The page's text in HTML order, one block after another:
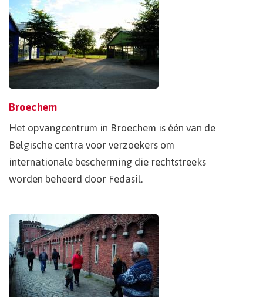
Broechem
Het opvangcentrum in Broechem is één van de
Belgische centra voor verzoekers om
internationale bescherming die rechtstreeks
worden beheerd door Fedasil.